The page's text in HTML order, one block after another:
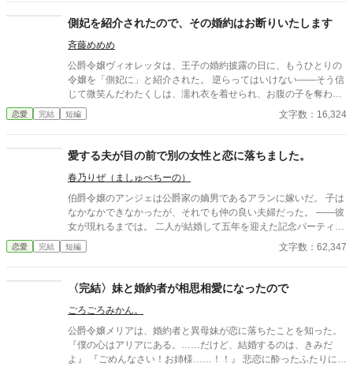
した。 王族は焦り、貴族は離反し、反王派は勢力を拡大。 王国
は“内乱寸前”へと傾いていく。 そんな中、エヴァの前に跪いたの
は王太子の従弟アレクシス・レンツ。 「僕と結婚してほしい。
僕以外が王になれば、この国は沈む」 冷静で聡明な少年は、エヴ
ァを“未来の国母”に据えるためチャンスを求めた。 「３ヶ月以内
に、私をその気にさせてご覧なさい」 エヴァは、アレクシスに手
文章を一部に使っています。視点が頻繁に変わります。
側妃を紹介されたので、その婚約はお断りいたします
斉藤めめめ
公爵令嬢ヴィオレッタは、王子の婚約披露の日に、もうひとりの
令嬢を「側妃に」と紹介された。 逆らってはいけない――そう信
じて微笑んだわたくしは、濡れ衣を着せられ、お腹の子を奪わ
れ、雪の離宮でひとり息を引き取った。 けれど目を開けると、そ
こはあの婚約披露の日。時間が、巻き戻っていた。 今度は、飲み
あの女の手口も、ぜんぶ覚えている。 「その婚約、謹んでお断り
申し上げます！」 涙を武器にする令嬢に、二度は負けない。そし
て――誰も見ていないと思っていた場所で、ずっとわたくしを見
ていた騎士がいた。 これは、運命に流されるだけだったわたくし
が、自分の人生を"選び直す"物語。
恋愛 完結 短編 文字数：16,324
愛する夫が目の前で別の女性と恋に落ちました。
春乃りぜ（ましゅぺちーの）
伯爵令嬢のアンジェは公爵家の嫡男であるアランに嫁いだ。 子は
なかなかできなかったが、それでも仲の良い夫婦だった。 ――彼
女が現れるまでは。 二人が結婚して五年を迎えた記念パーティー
でアランは若く美しい令嬢と恋に落ちてしまう。 それからアラン
は変わり、何かと彼女のことを優先するようになり……
恋愛 完結 短編 文字数：62,347
〈完結〉妹と婚約者が相思相愛になったので
ごろごろみかん。
公爵令嬢メリアは、婚約者と異母妹が恋に落ちたことを知った。
『僕の心はアリアにある。……だけど、結婚するのは、きみだ
よ』 『ごめんなさい！お姉様……！！』 悲恋に酔ったふたりに巻